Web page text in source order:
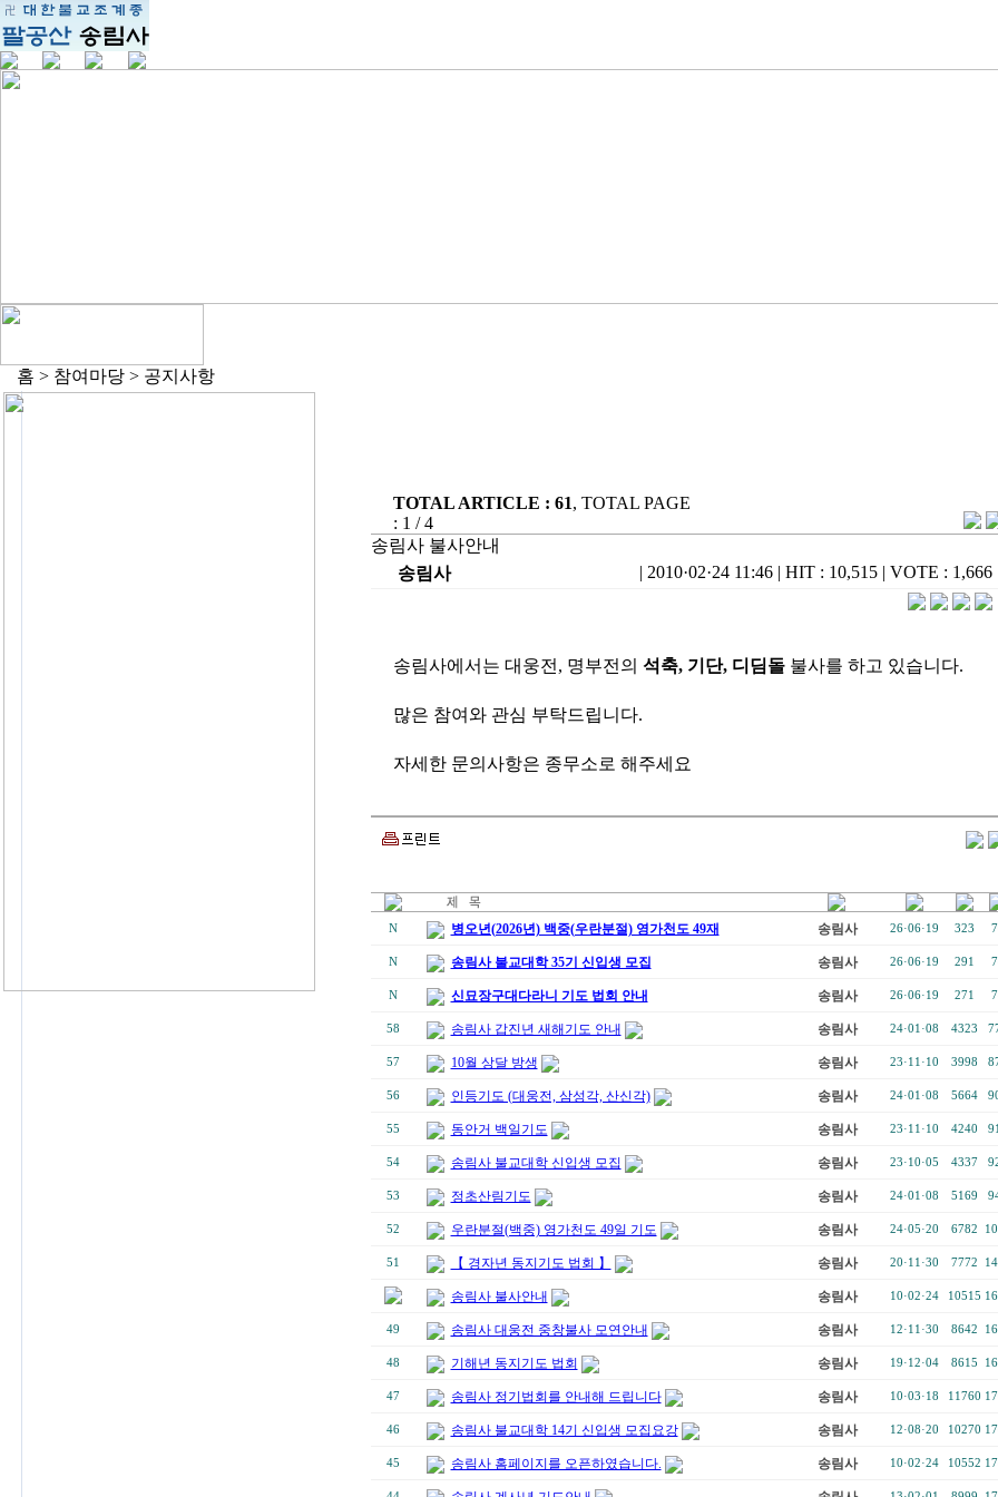
홈 > 참여마당 > 공지사항
TOTAL ARTICLE : 61, TOTAL PAGE
: 1 / 4
송림사 불사안내
송림사
| 2010·02·24 11:46 | HIT : 10,515 | VOTE : 1,666
송림사에서는 대웅전, 명부전의 석축, 기단, 디딤돌불사를 하고 있습니다.
많은 참여와 관심 부탁드립니다.
자세한 문의사항은 종무소로 해주세요
N 병오년(2026년) 백중(우란분절) 영가천도 49재 송림사 26·06·19 323
N 송림사 불교대학 35기 신입생 모집 송림사 26·06·19 291
N 신묘장구대다라니 기도 법회 안내 송림사 26·06·19 271
58 송림사 갑진년 새해기도 안내 송림사 24·01·08 4323
57 10월 상달 방생 송림사 23·11·10 3998
56 인등기도 (대웅전, 삼성각, 산신각) 송림사 24·01·08 5664
55 동안거 백일기도 송림사 23·11·10 4240
54 송림사 불교대학 신입생 모집 송림사 23·10·05 4337
53 정초산림기도 송림사 24·01·08 5169
52 우란분절(백중) 영가천도 49일 기도 송림사 24·05·20 6782
51 【 경자년 동지기도 법회 】 송림사 20·11·30 7772
송림사 불사안내 송림사 10·02·24 10515
49 송림사 대웅전 중창불사 모연안내 송림사 12·11·30 8642
48 기해년 동지기도 법회 송림사 19·12·04 8615
47 송림사 정기법회를 안내해 드립니다 송림사 10·03·18 11760
46 송림사 불교대학 14기 신입생 모집요강 송림사 12·08·20 10270
45 송림사 홈페이지를 오픈하였습니다. 송림사 10·02·24 10552